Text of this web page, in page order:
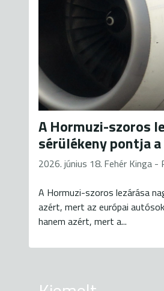
A Hormuzi-szoros
sérülékeny pontja
2026. június 18. Fehér Kinga -
A Hormuzi-szoros lezárása
azért, mert az európai
hanem azért, mert a...